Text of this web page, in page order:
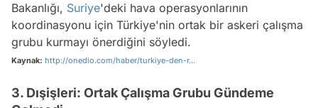
Bakanlığı, Suriye'deki hava operasyonlarının
koordinasyonu için Türkiye'nin ortak bir askeri çalışma
grubu kurmayı önerdiğini söyledi.
Kaynak: http://onedio.com/haber/turkiye-den-r...
3. Dışişleri: Ortak Çalışma Grubu Gündeme